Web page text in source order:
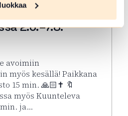
Riihimäen
2.6.–7.8.
avoimiin
myös kesällä! Paikkana
15 min. 🙏🏻✝️ 🔖
myös Kuunteleva
ja…